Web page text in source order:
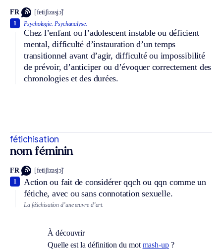
FR [fetiʃizasjɔ̃]
Psychologie. Psychanalyse.
Chez l’enfant ou l’adolescent instable ou déficient
mental, difficulté d’instauration d’un temps
transitionnel avant d’agir, difficulté ou impossibilité
de prévoir, d’anticiper ou d’évoquer correctement des
chronologies et des durées.
1
fétichisation
nom féminin
FR [fetiʃizasjɔ̃]
Action ou fait de considérer qqch ou qqn comme un
fétiche, avec ou sans connotation sexuelle.
1
La fétichisation d’une œuvre d’art.
À découvrir
Quelle est la définition du mot mash-up ?